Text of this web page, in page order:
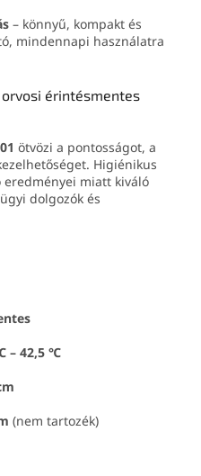
– könnyű, kompakt és
mindennapi használatra
érintésmentes
ötvözi a pontosságot, a
Higiénikus
miatt kiváló
dolgozók és
– 42,5 ℃
(nem tartozék)